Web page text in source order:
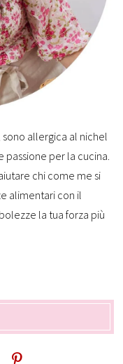
sono allergica al nichel
per la cucina.
chi come me si
alimentari con il
la tua forza più